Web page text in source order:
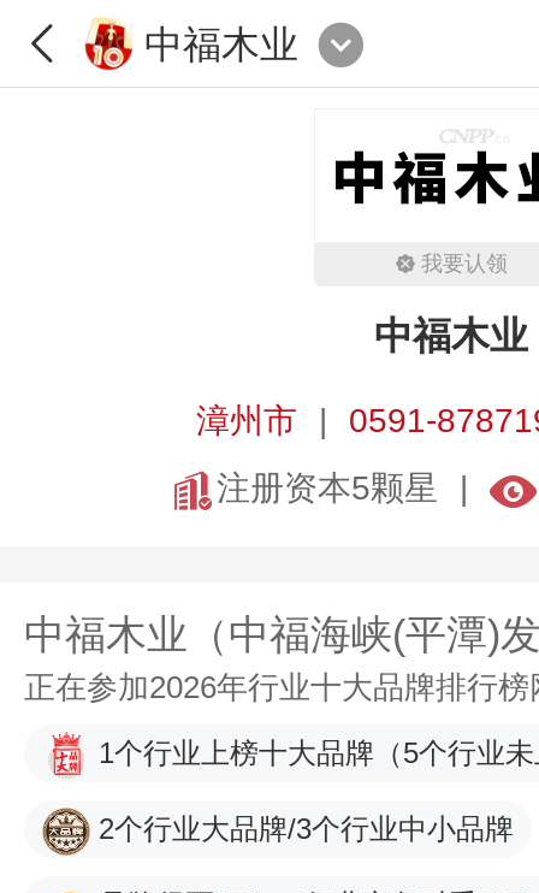
中福木业
我要认领
中福木业
漳州市
0591-
注册资本5颗星
中福木业（中福海峡(平潭)
正在参加2026年行业十大品牌排行
1个行业上榜十大品牌 （5个行业
2个行业大品牌/3个行业中小品牌